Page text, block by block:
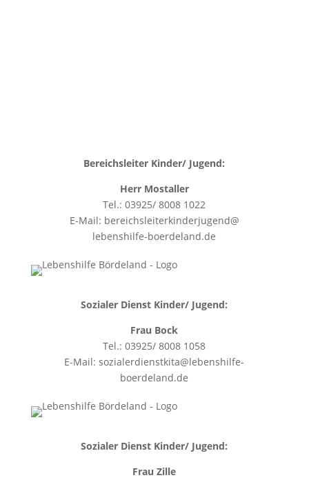
Bereichsleiter Kinder/ Jugend:
Herr Mostaller
Tel.: 03925/ 8008 1022
E-Mail: bereichsleiterkinderjugend@
lebenshilfe-boerdeland.de
Sozialer Dienst Kinder/ Jugend:
Frau Bock
Tel.: 03925/ 8008 1058
E-Mail: sozialerdienstkita@lebenshilfe-
boerdeland.de
Sozialer Dienst Kinder/ Jugend:
Frau Zille